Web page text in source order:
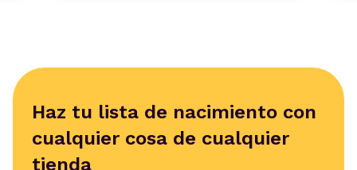
Haz tu lista de nacimiento con
cualquier cosa de cualquier
tienda